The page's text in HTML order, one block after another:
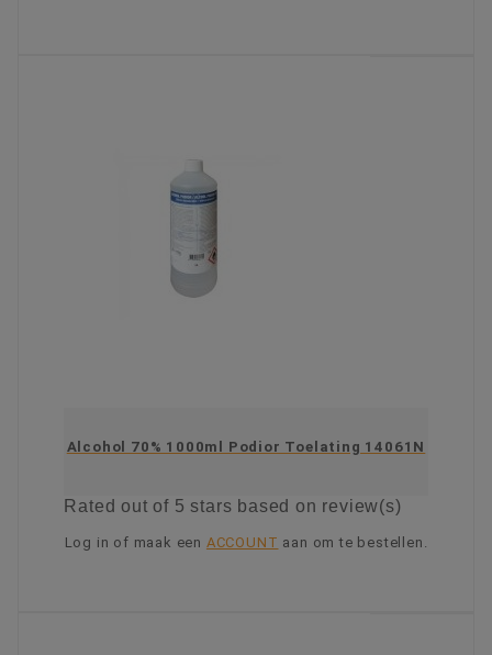
Alcohol 70% 1000ml Podior Toelating 14061N
Ratedout of 5 stars based on review(s)
Log in of maak een ACCOUNT aan om te bestellen.